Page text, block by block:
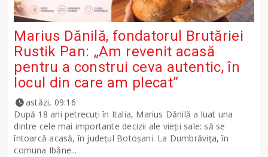
Marius Dănilă, fondatorul Brutăriei
Rustik Pan: „Am revenit acasă
pentru a construi ceva autentic, în
locul din care am plecat”
astăzi, 09:16
După 18 ani petrecuți în Italia, Marius Dănilă a luat una
dintre cele mai importante decizii ale vieții sale: să se
întoarcă acasă, în județul Botoșani. La Dumbrăvița, în
comuna Ibăne...